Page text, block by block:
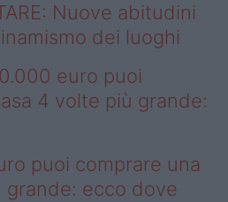
Nuove abitudini
dei luoghi
euro puoi
4 volte più grande:
puoi comprare una
grande: ecco dove